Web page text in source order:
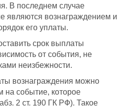
В последнем случае
являются вознаграждением и
его уплаты.
срок выплаты
от события, не
неизбежности.
вознаграждения можно
на событие, которое
2 ст. 190 ГК РФ). Такое